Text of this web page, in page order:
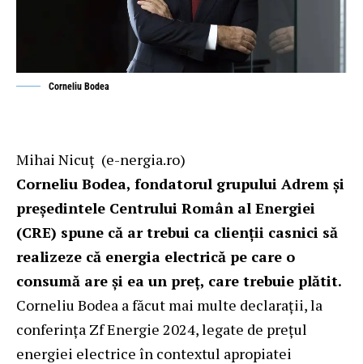
Corneliu Bodea
Mihai Nicuţ (e-nergia.ro)
Corneliu Bodea, fondatorul grupului Adrem și
președintele Centrului Român al Energiei
(CRE) spune că ar trebui ca clienții casnici să
realizeze că energia electrică pe care o
consumă are și ea un preț, care trebuie plătit.
Corneliu Bodea a făcut mai multe declarații, la
conferința Zf Energie 2024, legate de prețul
energiei electrice în contextul apropiatei